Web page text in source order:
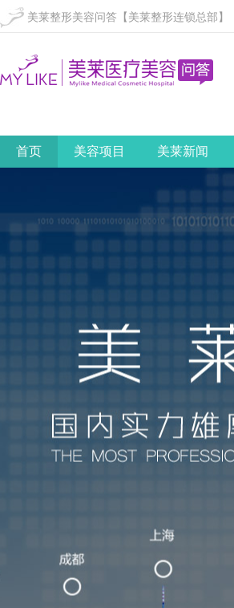
美莱整形美容问答【美莱整形连锁总部】
首页 美容项目 美莱新闻